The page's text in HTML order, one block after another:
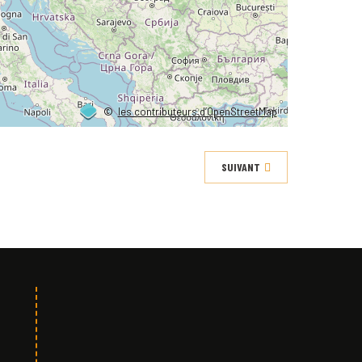
©les contributeurs d’OpenStreetMap
SUIVANT